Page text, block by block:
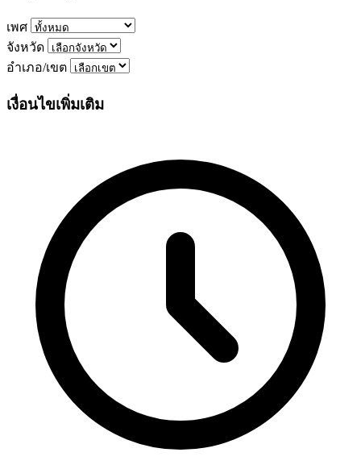
เพศ
จังหวัด
อำเภอ/เขต
เงื่อนไขเพิ่มเติม